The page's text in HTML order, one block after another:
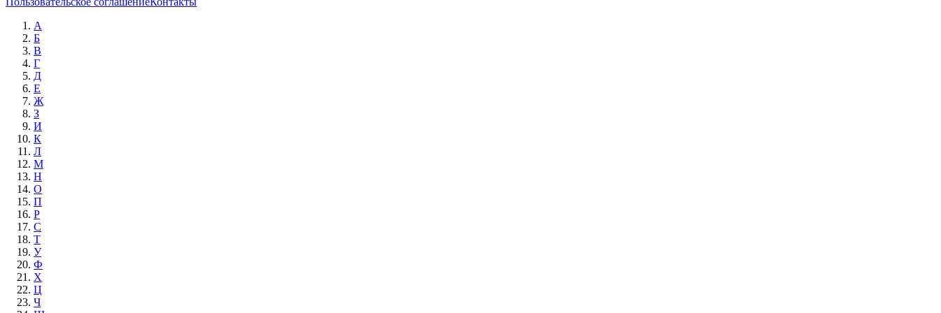
А
Б
В
Г
Д
Е
Ж
З
И
К
Л
М
Н
О
П
Р
С
Т
У
Ф
Х
Ц
Ч